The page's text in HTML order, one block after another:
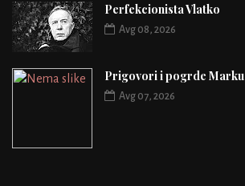
Perfekcionista Vlatko
Avg 08, 2026
Prigovori i pogrde Marku
Avg 07, 2026